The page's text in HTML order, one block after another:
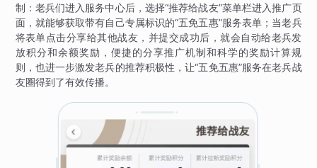
制：老兵们进入服务中心后，选择“推荐给战友”菜单栏进入推广页
面，就能够获取带有自己专属标识的“五免五惠”服务表单；当老兵
将表单点击分享给其他战友，并提交成功后，就会自动给老兵发
放积分和余额奖励，便捷的分享推广机制和科学的奖励计算规
则，也进一步激发老兵的推荐积极性，让“五免五惠”服务在老兵战
友圈得到了有效传播。